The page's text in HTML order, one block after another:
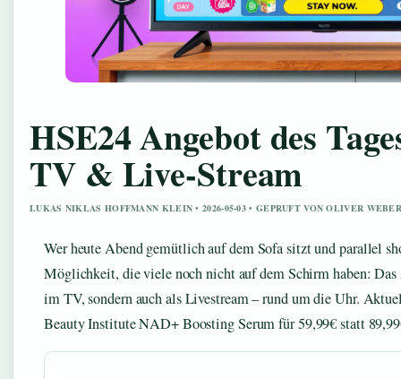
HSE24 Angebot des
TV & Live-Stream
LUKAS NIKLAS HOFFMANN KLEIN • 2026-05-03 • GEPRUFT VON OLIVER
Wer heute Abend gemütlich auf dem Sofa sitzt und parallel
Möglichkeit, die viele noch nicht auf dem Schirm haben:
im TV, sondern auch als Livestream – rund um die Uhr.
Beauty Institute NAD+ Boosting Serum für 59,99€ statt